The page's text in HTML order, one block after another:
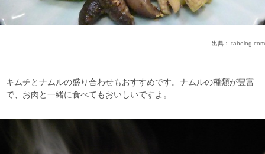
出典： tabelog.com
キムチとナムルの盛り合わせもおすすめです。ナムルの種類が豊富
で、お肉と一緒に食べてもおいしいですよ。